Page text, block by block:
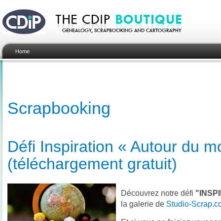
Home
Scrapbooking
Défi Inspiration « Autour du
(téléchargement gratuit)
Découvrez notre défi
la galerie de Studio-